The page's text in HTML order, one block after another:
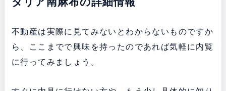
不動産は実際に見てみないとわからないものですか
ら、ここまでで興味を持ったのであれば気軽に内覧
に行ってみましょう。